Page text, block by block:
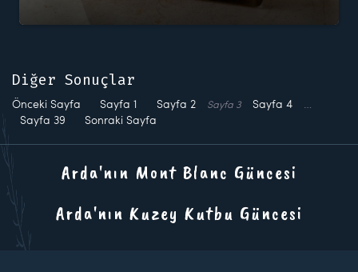
Diğer Sonuçlar
Önceki Sayfa Sayfa 1 Sayfa 2 Sayfa 3 Sayfa 4
…
Sayfa 39 Sonraki Sayfa
Arda'nın Mont Blanc Güncesi
Arda'nın Kuzey Kutbu Güncesi